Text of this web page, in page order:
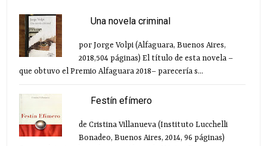
Una novela criminal
por Jorge Volpi (Alfaguara, Buenos Aires,
2018,504 páginas) El título de esta novela –
que obtuvo el Premio Alfaguara 2018– parecería s...
Festín efímero
de Cristina Villanueva (Instituto Lucchelli
Bonadeo, Buenos Aires, 2014, 96 páginas)